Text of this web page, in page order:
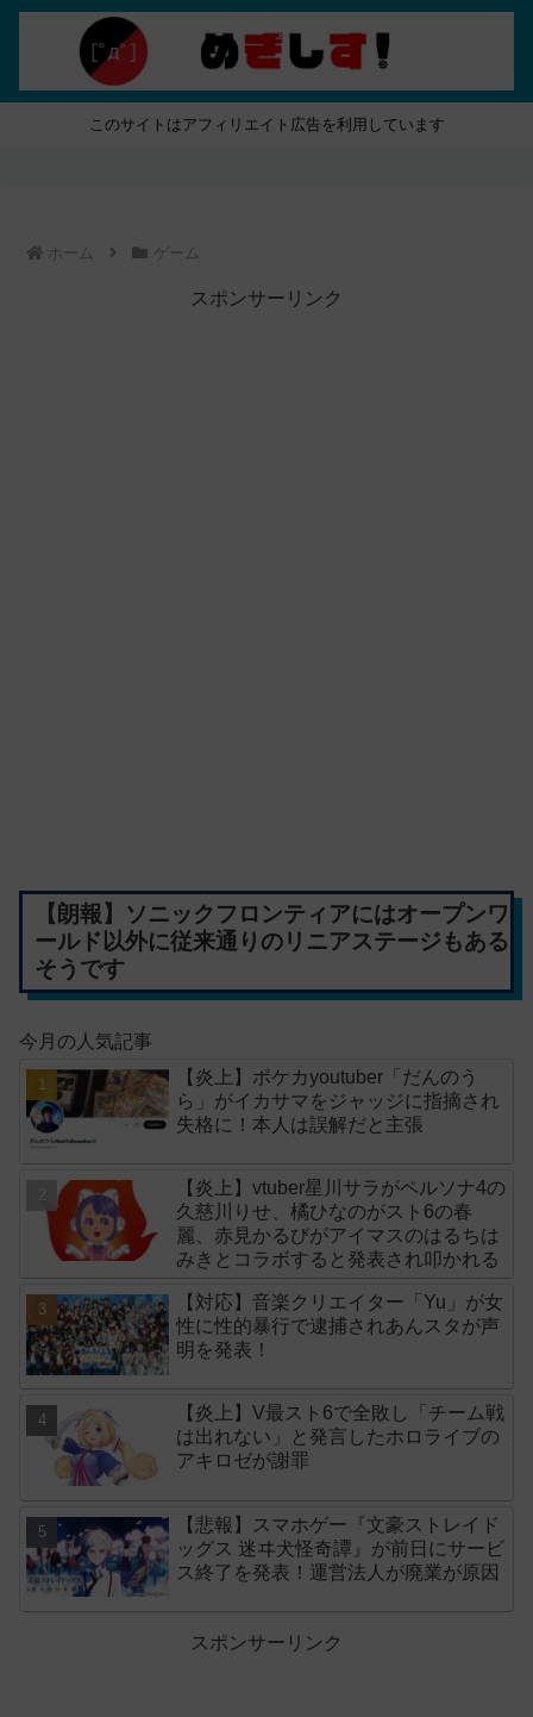
このサイトはアフィリエイト広告を利用しています
ホーム ゲーム
スポンサーリンク
【朗報】ソニックフロンティアにはオープンワ
ールド以外に従来通りのリニアステージもある
そうです
今月の人気記事
【炎上】ポケカyoutuber「だんのう
ら」がイカサマをジャッジに指摘され
失格に！本人は誤解だと主張
【炎上】vtuber星川サラがペルソナ4の
久慈川りせ、橘ひなのがスト6の春
麗、赤見かるびがアイマスのはるちは
みきとコラボすると発表され叩かれる
【対応】音楽クリエイター「Yu」が女
性に性的暴行で逮捕されあんスタが声
明を発表！
【炎上】V最スト6で全敗し「チーム戦
は出れない」と発言したホロライブの
アキロゼが謝罪
【悲報】スマホゲー『文豪ストレイド
ッグス 迷ヰ犬怪奇譚』が前日にサービ
ス終了を発表！運営法人が廃業が原因
スポンサーリンク